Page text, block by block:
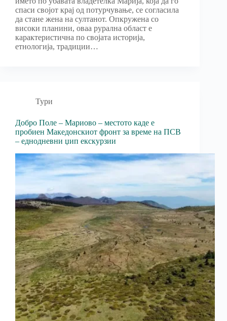
спаси својот крај од потурчување, се согласила
да стане жена на султанот. Опкружена со
високи планини, оваа рурална област е
карактеристична по својата историја,
етнологија, традиции…
Тури
Добро Поле – Мариово – местото каде е
пробиен Македонскиот фронт за време на ПСВ
– еднодневни џип екскурзии